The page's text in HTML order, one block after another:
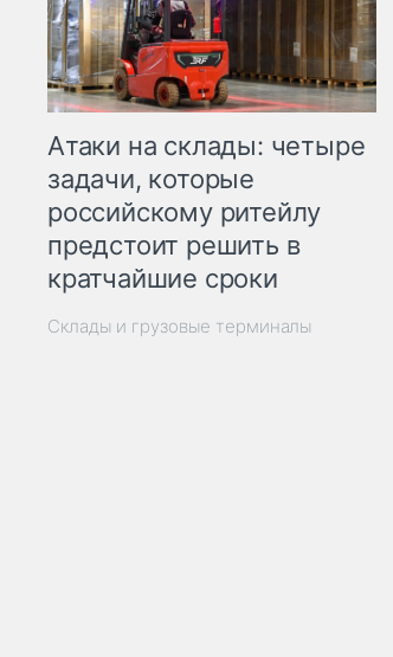
Атаки на склады: четыре
задачи, которые
российскому ритейлу
предстоит решить в
кратчайшие сроки
Склады и грузовые терминалы